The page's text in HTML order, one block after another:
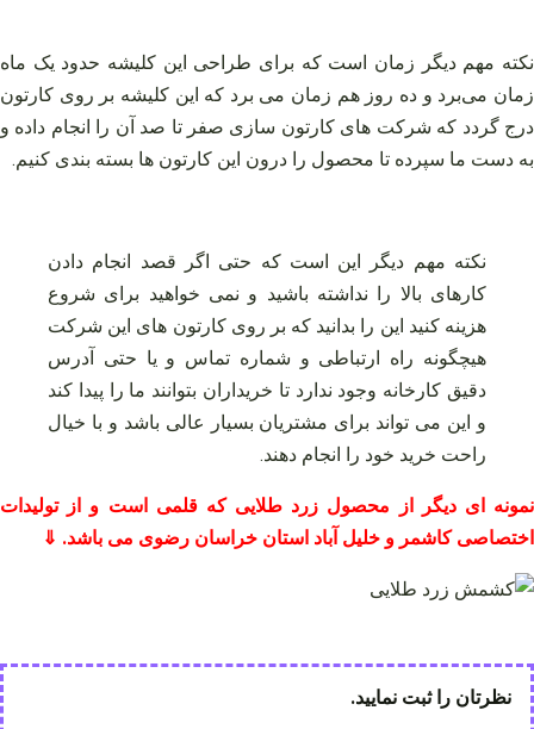
نکته مهم دیگر زمان است که برای طراحی این کلیشه حدود یک ماه
زمان می‌برد و ده روز هم زمان می برد که این کلیشه بر روی کارتون
درج گردد که شرکت های کارتون سازی صفر تا صد آن را انجام داده و
به دست ما سپرده تا محصول را درون این کارتون ها بسته بندی کنیم.
نکته مهم دیگر این است که حتی اگر قصد انجام دادن
کارهای بالا را نداشته باشید و نمی خواهید برای شروع
هزینه کنید این را بدانید که بر روی کارتون های این شرکت
هیچگونه راه ارتباطی و شماره تماس و یا حتی آدرس
دقیق کارخانه وجود ندارد تا خریداران بتوانند ما را پیدا کند
و این می تواند برای مشتریان بسیار عالی باشد و با خیال
راحت خرید خود را انجام دهند.
نمونه ای دیگر از محصول زرد طلایی که قلمی است و از تولیدات
اختصاصی کاشمر و خلیل آباد استان خراسان رضوی می باشد. ⇓
نظرتان را ثبت نمایید.